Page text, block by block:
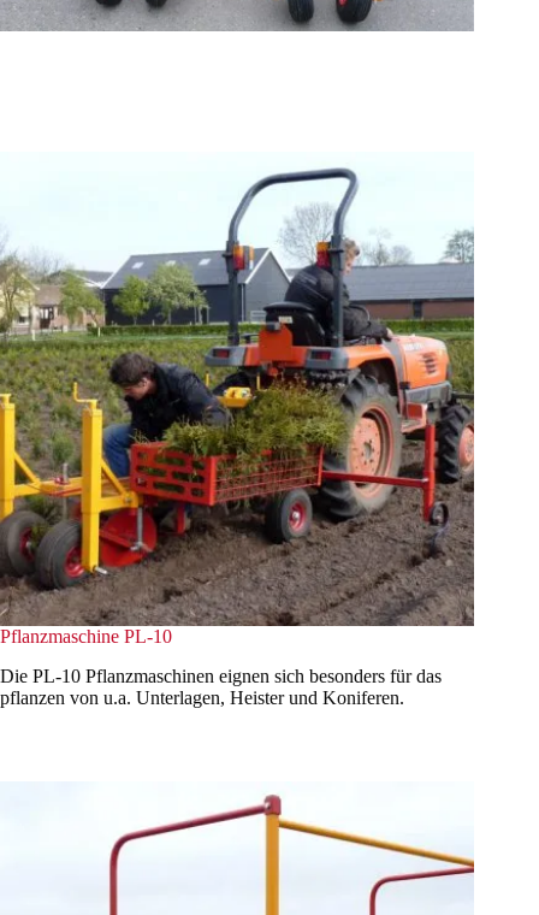
Pflanzmaschine PL-10
Die PL-10 Pflanzmaschinen eignen sich besonders für das
pflanzen von u.a. Unterlagen, Heister und Koniferen.